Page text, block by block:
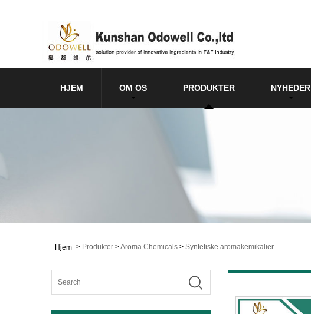
HJEM OM OS PRODUKTER NYHEDER
Hjem > Produkter >Aroma Chemicals > Syntetiske aromakemikalier